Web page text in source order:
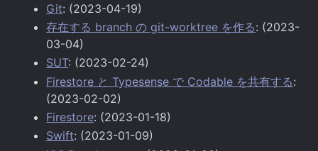
Git: (2023-04-19)
存在する branch の git-worktree を作る: (2023-
03-04)
SUT: (2023-02-24)
Firestore と Typesense で Codable を共有する:
(2023-02-02)
Firestore: (2023-01-18)
Swift: (2023-01-09)